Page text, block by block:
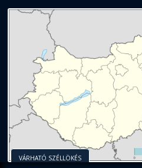
VÁRHATÓ SZÉLLÖKÉS